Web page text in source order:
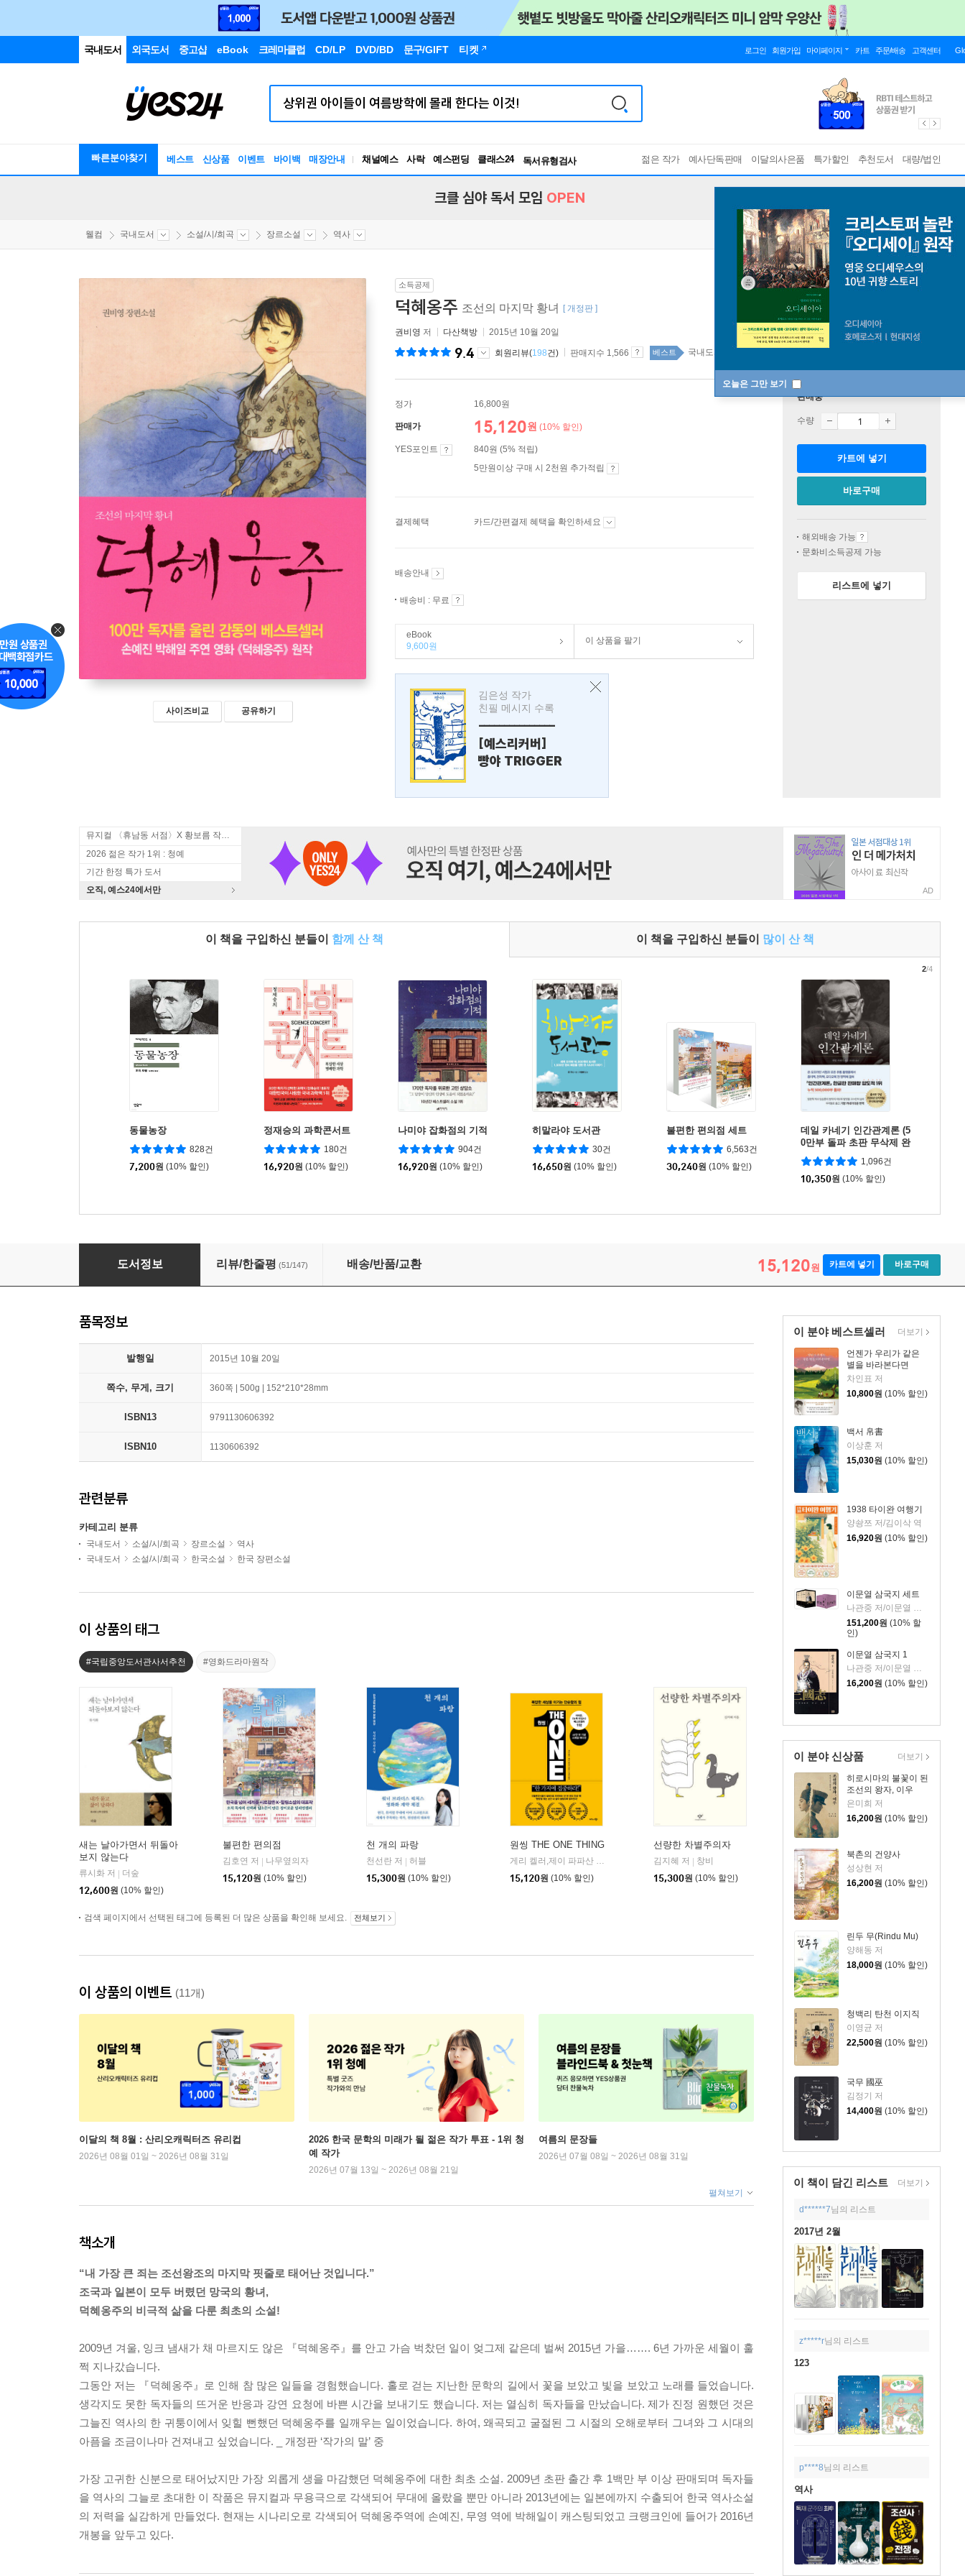
국내도서 외국도서 중고샵 eBook 크레마클럽 CD/LP DVD/BD 문구/GIFT 티켓 로그인 회원가입 마이페이지 카트 주문/배송 고객센터
빠른분야찾기 베스트 신상품 이벤트 바이백 매장안내 채널예스 사락 예스펀딩 클래스24
독서유형검사
RBTI Lab
젊은 작가 예사단독판매 이달의사은품 특가할인 추천도서 대량/법인
오늘은 그만 보기
크클 심야 독서 모임 OPEN
웰컴 국내도서 소설/시/희곡 장르소설 역사
사이즈비교 공유하기
소득공제
덕혜옹주 조선의 마지막 황녀 [ 개정판 ]
권비영 저 다산책방 2015년 10월 20일
9.4 회원리뷰(198건) 판매지수 1,566 베스트 국내도서 top20 3주
정가 16,800원
판매가 15,120원 (10% 할인)
YES포인트
840원 (5% 적립)
5만원이상 구매 시 2천원 추가적립
결제혜택 카드/간편결제 혜택을 확인하세요
배송안내
배송비 : 무료
eBook
9,600원
이 상품을 팔기
김은성 작가
친필 메시지 수록
---------------
[예스리커버]
빵야 TRIGGER
판매중
수량
카트에 넣기
바로구매
해외배송 가능
문화비소득공제 가능
리스트에 넣기
뮤지컬 〈휴남동 서점〉X 황보름 작가 북토크
2026 젊은 작가 1위 : 청예
기간 한정 특가 도서
오직, 예스24에서만
AD
이 책을 구입하신 분들이 함께 산 책 이 책을 구입하신 분들이 많이 산 책
동물농장
828건
7,200원 (10% 할인)
정재승의 과학콘서트
180건
16,920원 (10% 할인)
나미야 잡화점의 기적
904건
16,920원 (10% 할인)
히말라야 도서관
30건
16,650원 (10% 할인)
불편한 편의점 세트
6,563건
30,240원 (10% 할인)
데일 카네기 인간관계론 (5
0만부 돌파 초판 무삭제 완
역본)
1,096건
10,350원 (10% 할인)
2/4
덕혜옹주
도서정보 리뷰/한줄평 (51/147) 배송/반품/교환 15,120원 카트에 넣기 바로구매
이 분야 베스트셀러
언젠가 우리가 같은
별을 바라본다면
차인표 저
10,800원 (10% 할인)
백서 帛書
이상훈 저
15,030원 (10% 할인)
1938 타이완 여행기
양솽쯔 저/김이삭 역
16,920원 (10% 할인)
이문열 삼국지 세트
151,200원 (10% 할
인)
이문열 삼국지 1
16,200원 (10% 할인)
더보기
이 분야 신상품
히로시마의 불꽃이 된
조선의 왕자, 이우
은미희 저
16,200원 (10% 할인)
북촌의 건양사
성상현 저
16,200원 (10% 할인)
린두 무(Rindu Mu)
양해동 저
18,000원 (10% 할인)
청백리 탄천 이지직
이영균 저
22,500원 (10% 할인)
국무 國巫
김정기 저
14,400원 (10% 할인)
더보기
이 책이 담긴 리스트 더보기
d******7님의 리스트
2017년 2월
z*****r님의 리스트
123
p****8님의 리스트
역사
품목정보
발행일 2015년 10월 20일
쪽수, 무게, 크기 360쪽 | 500g | 152*210*28mm
ISBN13 9791130606392
ISBN10 1130606392
관련분류
카테고리 분류
국내도서 소설/시/희곡 장르소설
역사
국내도서
소설/시/희곡 한국소설 한국 장편소설
이 상품의 태그
#국립중앙도서관사서추천 #영화드라마원작
새는 날아가면서 뒤돌아
보지 않는다
류시화 저
더숲
12,600원 (10% 할인)
불편한 편의점
김호연 저
나무옆의자
15,120원 (10% 할인)
천 개의 파랑
천선란 저
허블
15,300원 (10% 할인)
원씽 THE ONE THING
게리 켈러,제이 파파산 공저/구세희 역 | 비즈니스북스
15,120원 (10% 할인)
선량한 차별주의자
김지혜 저
창비
15,300원 (10% 할인)
검색 페이지에서 선택된 태그에 등록된 더 많은 상품을 확인해 보세요. 전체보기
이 상품의 이벤트 (11개)
이달의 책 8월 : 산리오캐릭터즈 유리컵
2026년 08월 01일 ~ 2026년 08월 31일
2026 한국 문학의 미래가 될 젊은 작가 투표 - 1위 청
예 작가
2026년 07월 13일 ~ 2026년 08월 21일
여름의 문장들
2026년 07월 08일 ~ 2026년 08월 31일
펼쳐보기
책소개
“내 가장 큰 죄는 조선왕조의 마지막 핏줄로 태어난 것입니다.”
조국과 일본이 모두 버렸던 망국의 황녀,
덕혜옹주의 비극적 삶을 다룬 최초의 소설!
2009년 겨울, 잉크 냄새가 채 마르지도 않은 『덕혜옹주』를 안고 가슴 벅찼던 일이 엊그제 같은데 벌써 2015년 가을……. 6년 가까운 세월이 훌
쩍 지나갔습니다.
그동안 저는 『덕혜옹주』로 인해 참 많은 일들을 경험했습니다. 홀로 걷는 지난한 문학의 길에서 꽃을 보았고 빛을 보았고 노래를 들었습니다.
생각지도 못한 독자들의 뜨거운 반응과 강연 요청에 바쁜 시간을 보내기도 했습니다. 저는 열심히 독자들을 만났습니다. 제가 진정 원했던 것은
그늘진 역사의 한 귀퉁이에서 잊힐 뻔했던 덕혜옹주를 일깨우는 일이었습니다. 하여, 왜곡되고 굴절된 그 시절의 오해로부터 그녀와 그 시대의
아픔을 조금이나마 건져내고 싶었습니다. _ 개정판 ‘작가의 말’ 중
가장 고귀한 신분으로 태어났지만 가장 외롭게 생을 마감했던 덕혜옹주에 대한 최초 소설. 2009년 초판 출간 후 1백만 부 이상 판매되며 독자들
을 역사의 그늘로 초대한 이 작품은 뮤지컬과 무용극으로 각색되어 무대에 올랐을 뿐만 아니라 2013년에는 일본에까지 수출되어 한국 역사소설
의 저력을 실감하게 만들었다. 현재는 시나리오로 각색되어 덕혜옹주역에 손예진, 무영 역에 박해일이 캐스팅되었고 크랭크인에 들어가 2016년
개봉을 앞두고 있다.